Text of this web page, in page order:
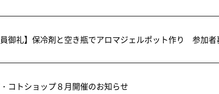
員御礼】保冷剤と空き瓶でアロマジェルポット作り 参加
コトショップ８月開催のお知らせ